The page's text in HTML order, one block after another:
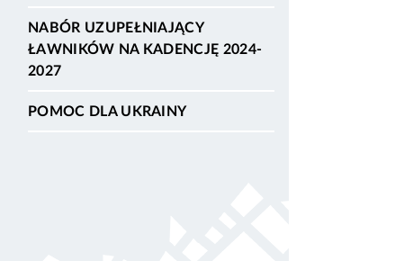
NABÓR UZUPEŁNIAJĄCY
ŁAWNIKÓW NA KADENCJĘ 2024-
2027
POMOC DLA UKRAINY